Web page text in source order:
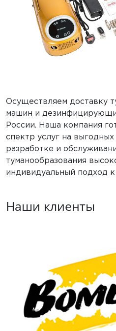
Осуществляем доставку
машин и
России. Наша компания
спектр услуг на выгодных
разработке и
туманообразования
индивидуальный подход
Наши клиенты